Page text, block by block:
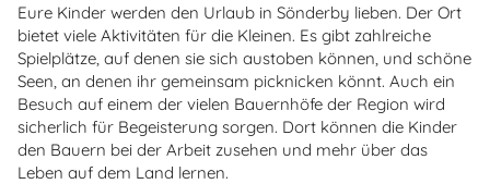
Eure Kinder werden den Urlaub in Sönderby lieben. Der Ort
bietet viele Aktivitäten für die Kleinen. Es gibt zahlreiche
Spielplätze, auf denen sie sich austoben können, und schöne
Seen, an denen ihr gemeinsam picknicken könnt. Auch ein
Besuch auf einem der vielen Bauernhöfe der Region wird
sicherlich für Begeisterung sorgen. Dort können die Kinder
den Bauern bei der Arbeit zusehen und mehr über das
Leben auf dem Land lernen.